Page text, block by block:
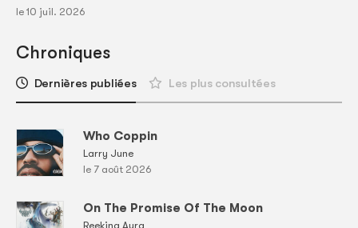
le 10 juil. 2026
Chroniques
Dernières publiées Les plus consultées
Who Coppin
Larry June
le 7 août 2026
On The Promise Of The Moon
Reeking Aura